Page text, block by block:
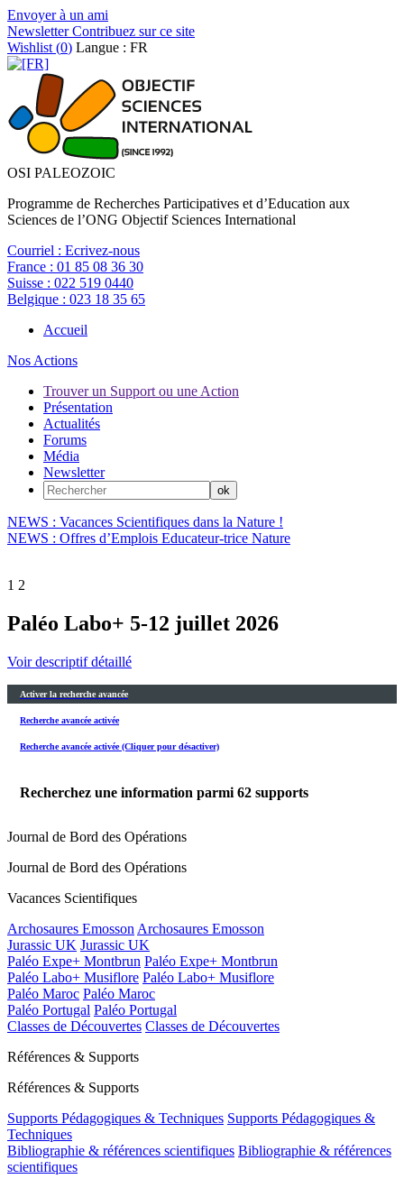
Envoyer à un ami
NewsletterContribuez sur ce site
Wishlist (0) Langue : FR
OSI PALEOZOIC
Programme de Recherches Participatives et d’Education aux
Sciences de l’ONG Objectif Sciences International
Courriel : Ecrivez-nous
France : 01 85 08 36 30
Suisse : 022 519 0440
Belgique : 023 18 35 65
Accueil
Nos Actions
Trouver un Support ou une Action
Présentation
Actualités
Forums
Média
Newsletter
NEWS : Vacances Scientifiques dans la Nature !
NEWS : Offres d’Emplois Educateur-trice Nature
1 2
Paléo Labo+ 5-12 juillet 2026
Voir descriptif détaillé
Activer la recherche avancée
Recherche avancée activée
Recherche avancée activée (Cliquer pour désactiver)
Recherchez une information parmi 62 supports
Journal de Bord des Opérations
Journal de Bord des Opérations
Vacances Scientifiques
Archosaures Emosson Archosaures Emosson
Jurassic UK Jurassic UK
Paléo Expe+ Montbrun Paléo Expe+ Montbrun
Paléo Labo+ Musiflore Paléo Labo+ Musiflore
Paléo Maroc Paléo Maroc
Paléo Portugal Paléo Portugal
Classes de Découvertes Classes de Découvertes
Références & Supports
Références & Supports
Supports Pédagogiques & Techniques Supports Pédagogiques &
Techniques
Bibliographie & références scientifiques Bibliographie & références
scientifiques